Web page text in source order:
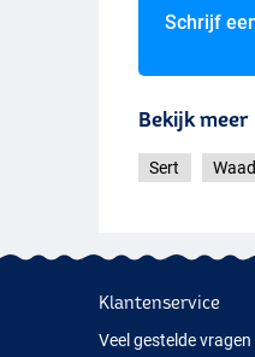
Schrijf
Bekijk meer
Sert
Klantenservice
Veel gestelde vragen